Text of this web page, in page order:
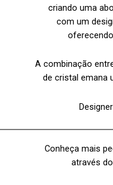
criando uma
com um
A combinação
de cristal emana
Conheça mais
através